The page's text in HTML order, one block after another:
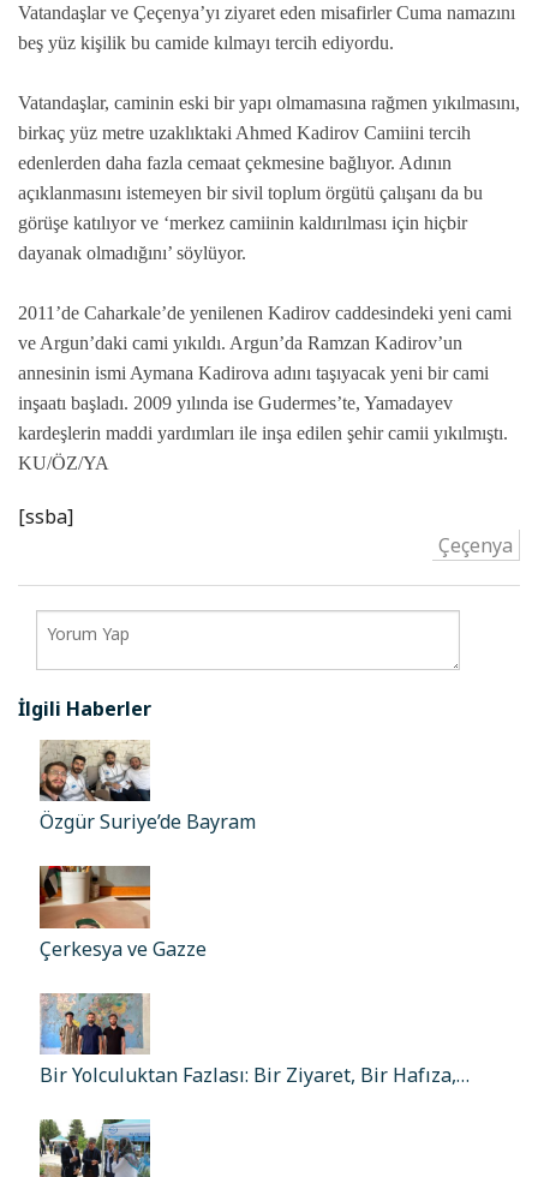
Vatandaşlar ve Çeçenya’yı ziyaret eden misafirler Cuma namazını
beş yüz kişilik bu camide kılmayı tercih ediyordu.
Vatandaşlar, caminin eski bir yapı olmamasına rağmen yıkılmasını,
birkaç yüz metre uzaklıktaki Ahmed Kadirov Camiini tercih
edenlerden daha fazla cemaat çekmesine bağlıyor. Adının
açıklanmasını istemeyen bir sivil toplum örgütü çalışanı da bu
görüşe katılıyor ve ‘merkez camiinin kaldırılması için hiçbir
dayanak olmadığını’ söylüyor.
2011’de Caharkale’de yenilenen Kadirov caddesindeki yeni cami
ve Argun’daki cami yıkıldı. Argun’da Ramzan Kadirov’un
annesinin ismi Aymana Kadirova adını taşıyacak yeni bir cami
inşaatı başladı. 2009 yılında ise Gudermes’te, Yamadayev
kardeşlerin maddi yardımları ile inşa edilen şehir camii yıkılmıştı.
KU/ÖZ/YA
[ssba]
Çeçenya
İlgili Haberler
Özgür Suriye’de Bayram
Çerkesya ve Gazze
Bir Yolculuktan Fazlası: Bir Ziyaret, Bir Hafıza,…